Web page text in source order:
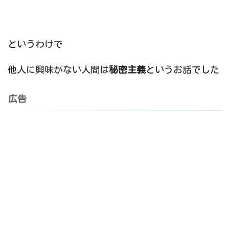
というわけで
他人に興味がない人間は秘密主義というお話でした
広告